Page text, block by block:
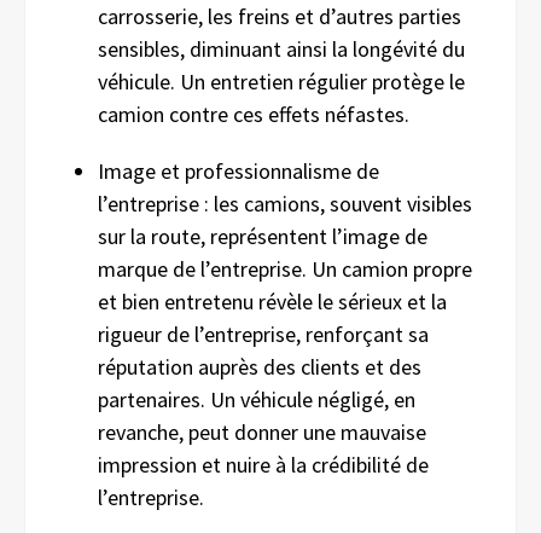
carrosserie, les freins et d’autres parties
sensibles, diminuant ainsi la longévité du
véhicule. Un entretien régulier protège le
camion contre ces effets néfastes.
Image et professionnalisme de
l’entreprise : les camions, souvent visibles
sur la route, représentent l’image de
marque de l’entreprise. Un camion propre
et bien entretenu révèle le sérieux et la
rigueur de l’entreprise, renforçant sa
réputation auprès des clients et des
partenaires. Un véhicule négligé, en
revanche, peut donner une mauvaise
impression et nuire à la crédibilité de
l’entreprise.